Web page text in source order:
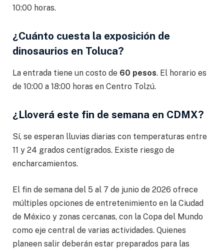
10:00 horas.
¿Cuánto cuesta la exposición de
dinosaurios en Toluca?
La entrada tiene un costo de 60 pesos. El horario es
de 10:00 a 18:00 horas en Centro Tolzú.
¿Lloverá este fin de semana en CDMX?
Sí, se esperan lluvias diarias con temperaturas entre
11 y 24 grados centígrados. Existe riesgo de
encharcamientos.
El fin de semana del 5 al 7 de junio de 2026 ofrece
múltiples opciones de entretenimiento en la Ciudad
de México y zonas cercanas, con la Copa del Mundo
como eje central de varias actividades. Quienes
planeen salir deberán estar preparados para las